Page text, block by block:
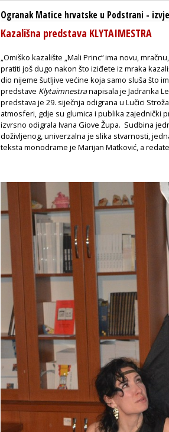
Ogranak Matice hrvatske u Podstrani -
Kazališna predstava KLYTAIMESTRA
„Omiško kazalište „Mali Princ“ ima novu,
pratiti još dugo nakon što iziđete iz mraka
dio nijeme šutljive većine koja samo sluša što
predstave Klytaimnestranapisala je Jadranka
predstava je 29. siječnja odigrana u Lučici
atmosferi, gdje su glumica i publika zajednički
izvrsno odigrala Ivana Giove Župa. Sudbina
doživljenog, univerzalna je slika stvarnosti,
teksta monodrame je Marijan Matković, a